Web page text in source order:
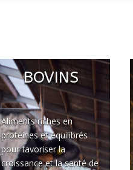
BOVINS
Aliments riches en
protéines et équilibrés
pour favoriser la
croissance et la santé de